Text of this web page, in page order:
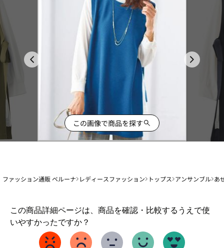
この画像で商品を探す
ファッション通販 ベルーナ レディースファッション トップス アンサンブル あ
この商品詳細ページは、商品を確認・比較するうえで使
いやすかったですか？
1
か